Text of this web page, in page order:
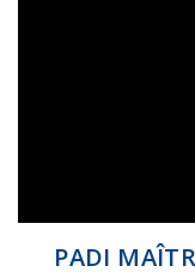
PADI